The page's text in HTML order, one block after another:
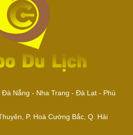
Nẵng - Nha Trang - Đà Lạt - Phú
P. Hoà Cường Bắc, Q. Hải